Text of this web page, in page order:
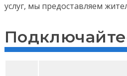
услуг, мы предоставляем